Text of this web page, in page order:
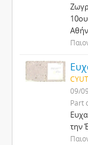
09/
Part
την